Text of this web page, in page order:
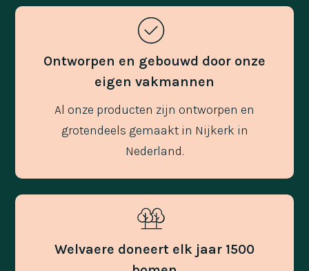
Ontworpen en gebouwd door onze
eigen vakmannen
Al onze producten zijn ontworpen en
grotendeels gemaakt in Nijkerk in
Nederland.
Welvaere doneert elk jaar 1500